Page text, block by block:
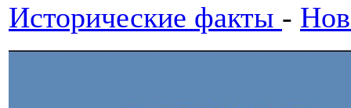
Исторические факты -